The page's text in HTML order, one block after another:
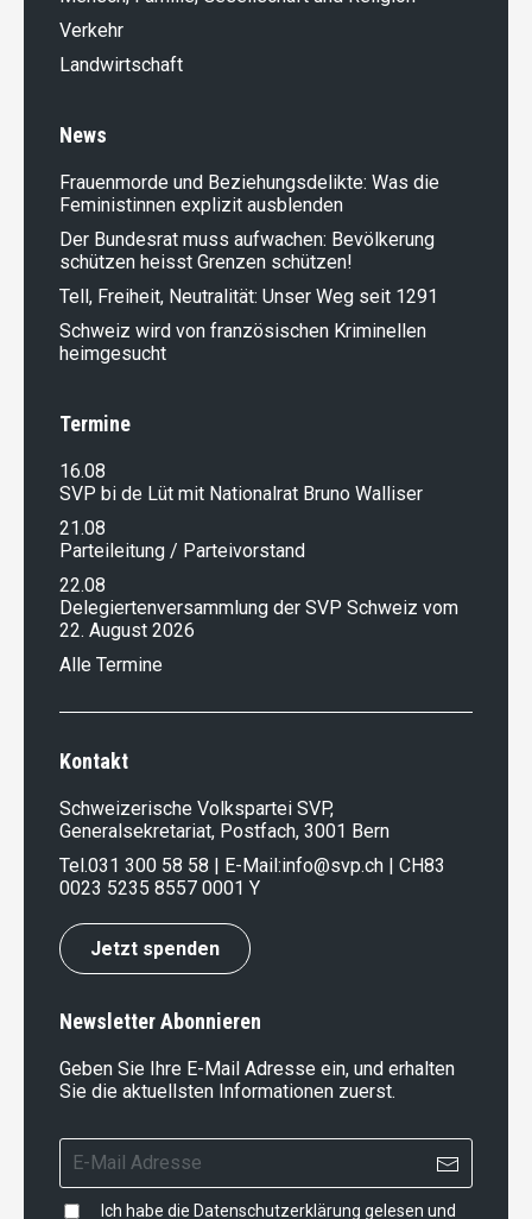
Verkehr
Landwirt­schaft
News
Frauenmorde und Beziehungsdelikte: Was die
Feministinnen explizit ausblenden
Der Bundesrat muss aufwachen: Bevölkerung
schützen heisst Grenzen schützen!
Tell, Freiheit, Neutralität: Unser Weg seit 1291
Schweiz wird von französischen Kriminellen
heimgesucht
Termine
16.08
SVP bi de Lüt mit Nationalrat Bruno Walliser
21.08
Parteileitung / Parteivorstand
22.08
Delegiertenversammlung der SVP Schweiz vom
22. August 2026
Alle Termine
Kontakt
Schweizerische Volkspartei SVP,
Generalsekretariat, Postfach, 3001 Bern
Tel.031 300 58 58 | E-Mail:info@svp.ch | CH83
0023 5235 8557 0001 Y
Jetzt spenden
Newsletter Abonnieren
Geben Sie Ihre E-Mail Adresse ein, und erhalten
Sie die aktuellsten Informationen zuerst.
Ich habe die Datenschutzerklärung gelesen und